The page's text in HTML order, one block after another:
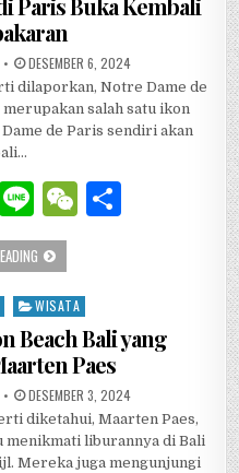
Paris Buka Kembali
PUBLISHED DATE:
DESEMBER 6, 2024
dilaporkan, Notre Dame de
salah satu ikon
de Paris sendiri akan
W
s
Li
n
e
W
h
at
KATEDRAL NOTRE DAME DI PARIS
WISATA
Beach Bali yang
Paes
PUBLISHED DATE:
DESEMBER 3, 2024
diketahui, Maarten Paes,
menikmati liburannya di Bali
Mereka juga mengunjungi